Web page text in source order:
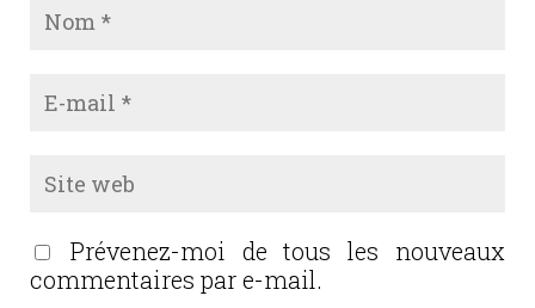
Prévenez-moi de tous les nouveaux
commentaires par e-mail.